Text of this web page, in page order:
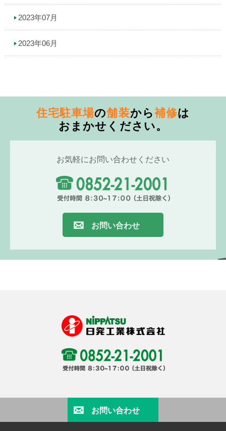
2023年07月
2023年06月
住宅駐車場の舗装から補修は
おまかせください。
お気軽にお問い合わせください
お問い合わせ
お問い合わせ